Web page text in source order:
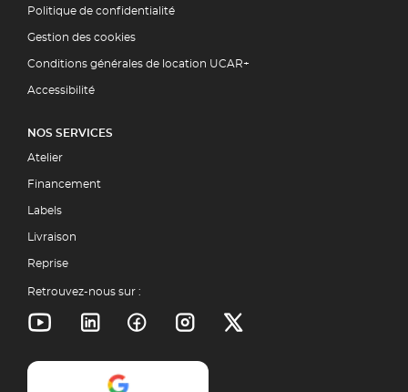
Politique de confidentialité
Gestion des cookies
Conditions générales de location UCAR+
Accessibilité
NOS SERVICES
Atelier
Financement
Labels
Livraison
Reprise
Retrouvez-nous sur :